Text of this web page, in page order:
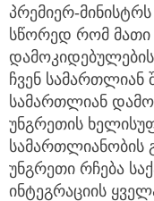
პრემიერ-
სწორედ რომ მათი
ჩვენ სამართლიან
სამართლიან
უნგრეთის
სამართლიანობის
უნგრეთი რჩება
ინტეგრაციის